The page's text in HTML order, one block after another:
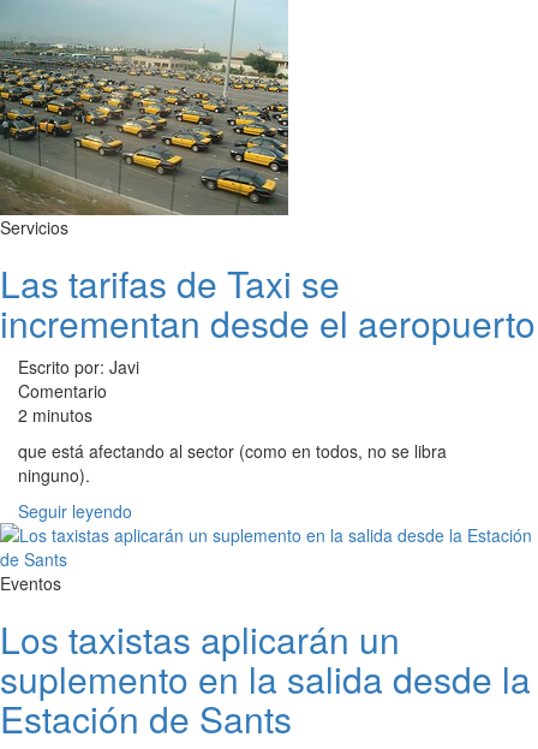
Servicios
Las tarifas de Taxi se
incrementan desde el aeropuerto
Escrito por: Javi
Comentario
2 minutos
que está afectando al sector (como en todos, no se libra
ninguno).
Seguir leyendo
Eventos
Los taxistas aplicarán un
suplemento en la salida desde la
Estación de Sants